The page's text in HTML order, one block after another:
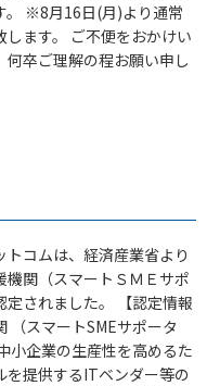
。 ※8月16日(月)より通常
します。 ご不便をおかけい
何卒ご理解の程お願い申し
トコムは、経済産業省より
機関（スマートＳＭＥサポ
定されました。 【認定情報
（スマートSMEサポータ
小企業の生産性を高めるた
を提供するITベンダー等の